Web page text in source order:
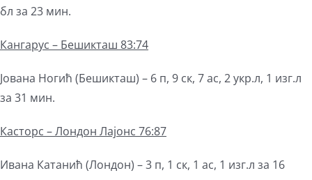
бл за 23 мин.
Кангарус – Бешикташ 83:74
Јована Ногић (Бешикташ) – 6 п, 9 ск, 7 ас, 2 укр.л, 1 изг.л
за 31 мин.
Касторс – Лондон Лајонс 76:87
Ивана Катанић (Лондон) – 3 п, 1 ск, 1 ас, 1 изг.л за 16